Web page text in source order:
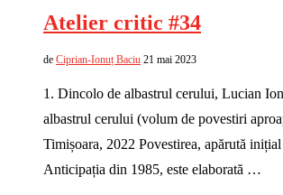
Atelier critic #34
de Ciprian-Ionuț Baciu 21 mai 2023
1. Dincolo de albastrul cerului, Lucian
albastrul cerului (volum de povestiri
Timișoara, 2022 Povestirea, apărută
Anticipația din 1985, este elaborată …